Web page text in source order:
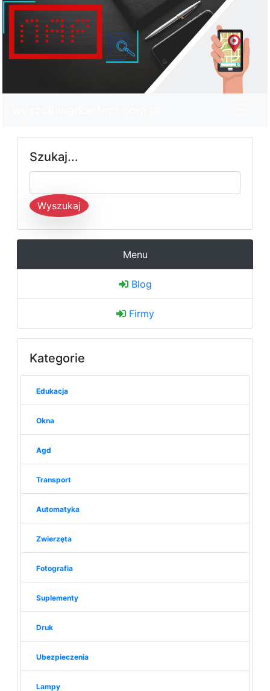
Szukaj...
Wyszukaj
Menu
Blog
Firmy
Kategorie
Edukacja
Okna
Agd
Transport
Automatyka
Zwierzęta
Fotografia
Suplementy
Druk
Ubezpieczenia
Lampy